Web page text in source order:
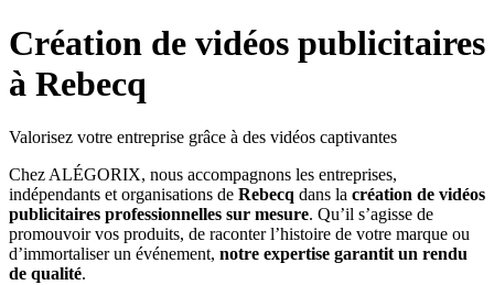
Création de vidéos publicitaires
à Rebecq
Valorisez votre entreprise grâce à des vidéos captivantes
Chez ALÉGORIX, nous accompagnons les entreprises,
indépendants et organisations de Rebecq dans la création de vidéos
publicitaires professionnelles sur mesure. Qu’il s’agisse de
promouvoir vos produits, de raconter l’histoire de votre marque ou
d’immortaliser un événement, notre expertise garantit un rendu
de qualité.